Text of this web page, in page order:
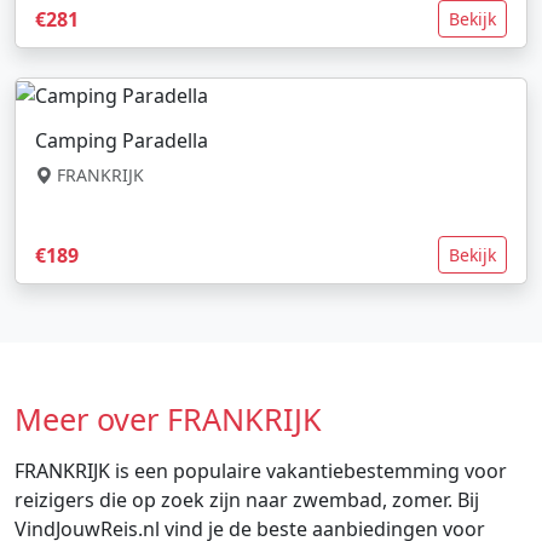
€281 Bekijk
Camping Paradella
FRANKRIJK
€189 Bekijk
Meer over FRANKRIJK
FRANKRIJK is een populaire vakantiebestemming voor
reizigers die op zoek zijn naar zwembad, zomer. Bij
VindJouwReis.nl vind je de beste aanbiedingen voor